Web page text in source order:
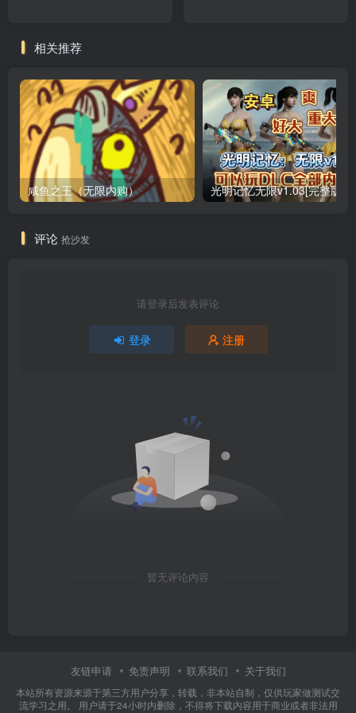
相关推荐
咸鱼之王（无限内购）
评论 抢沙发
请登录后发表评论
登录 注册
暂无评论内容
友链申请 免责声明 联系我们 关于我们
本站所有资源来源于第三方用户分享，转载，非本站自制，仅供玩家做测试交
流学习之用。 用户请于24小时内删除，不得将下载内容用于商业或者非法用